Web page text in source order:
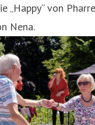
„Happy“ von
Nena.